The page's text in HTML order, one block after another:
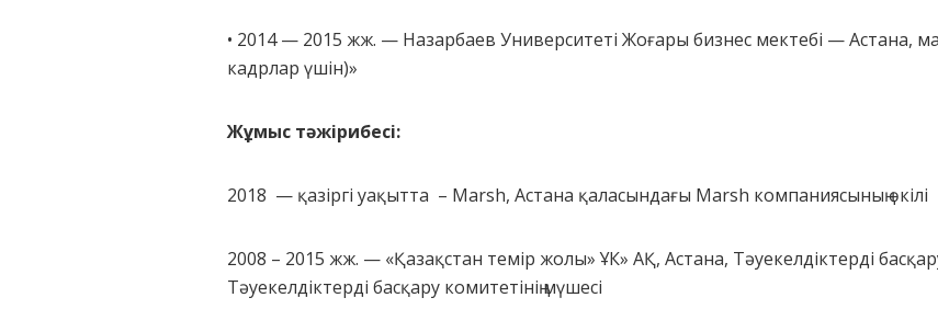
• 2014 — 2015 жж. — Назарбаев Университеті Жоғары бизнес мектебі — Астана,
кадрлар үшін)»
Жұмыс тәжірибесі:
2018 — қазіргі уақытта – Marsh, Астана қаласындағы Marsh компаниясының өкілі
2008 – 2015 жж. — «Қазақстан темір жолы» ҰК» АҚ, Астана, Тәуекелдіктерді
Тәуекелдіктерді басқару комитетінің мүшесі